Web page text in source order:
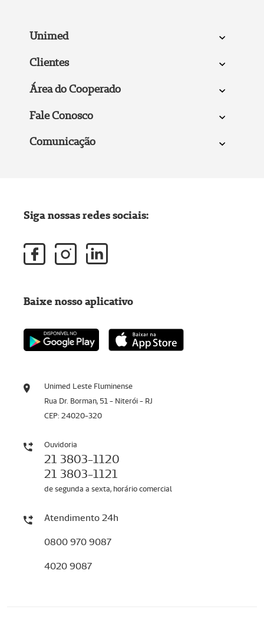
Unimed
Clientes
Área do Cooperado
Fale Conosco
Comunicação
Unimed Leste Fluminense
Rua Dr. Borman, 51 - Niterói - RJ
CEP: 24020-320
Ouvidoria
21 3803-1120
21 3803-1121
de segunda a sexta, horário comercial
Atendimento 24h
0800 970 9087
4020 9087
Siga nossas redes sociais:
Baixe nosso aplicativo